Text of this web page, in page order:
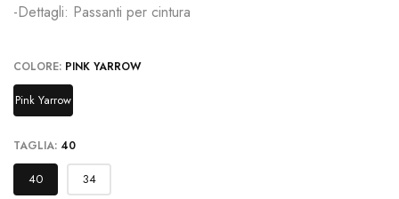
-Dettagli: Passanti per cintura
COLORE: PINK YARROW
Pink Yarrow
TAGLIA: 40
40 34